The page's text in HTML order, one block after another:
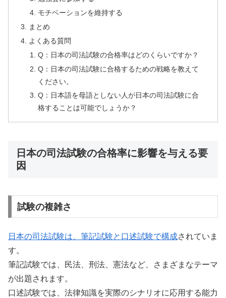
モチベーションを維持する
まとめ
よくある質問
Q：日本の司法試験の合格率はどのくらいですか？
Q：日本の司法試験に合格するための戦略を教えて
ください。
Q：日本語を母語としない人が日本の司法試験に合
格することは可能でしょうか？
日本の司法試験の合格率に影響を与える要
因
試験の複雑さ
日本の司法試験は、筆記試験と口述試験で構成されていま
す。
筆記試験では、民法、刑法、憲法など、さまざまなテーマ
が出題されます。
口述試験では、法律知識を実際のシナリオに応用する能力